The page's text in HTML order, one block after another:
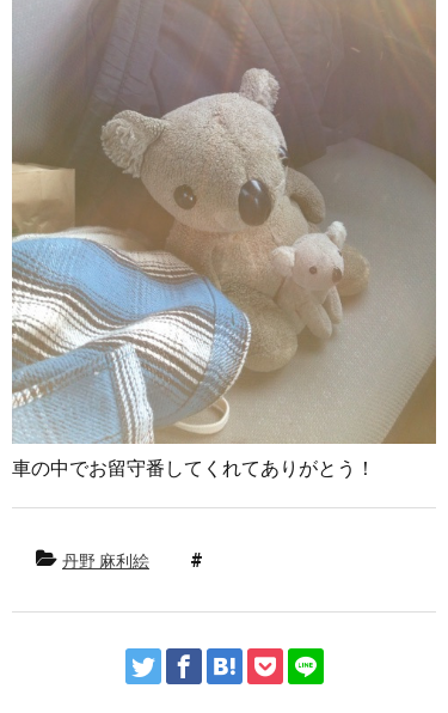
車の中でお留守番してくれてありがとう！
丹野 麻利絵